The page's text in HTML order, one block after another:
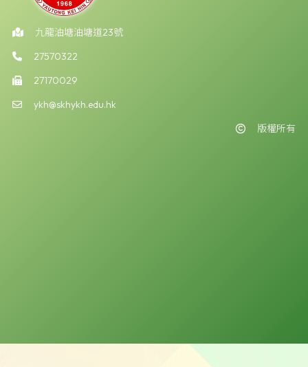
九龍油塘油塘道23號
27570322
27170029
ykh@skhykh.edu.hk
版權所有